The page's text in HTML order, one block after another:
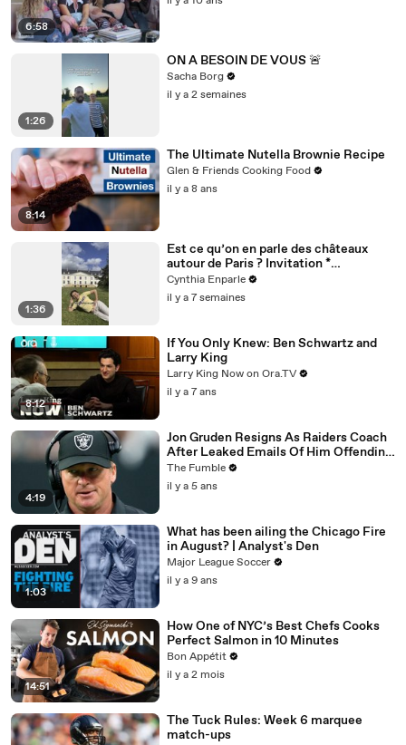
6:58
1:26
ON A BESOIN DE VOUS 🚨
Sacha Borg
il y a 2 semaines
8:14
The Ultimate Nutella Brownie Recipe
Glen & Friends Cooking Food
il y a 8 ans
1:36
Est ce qu’on en parle des châteaux
autour de Paris ? Invitation *
@dolceversailles
Cynthia Enparle
il y a 7 semaines
8:12
If You Only Knew: Ben Schwartz and
Larry King
Larry King Now on Ora.TV
il y a 7 ans
4:19
Jon Gruden Resigns As Raiders Coach
After Leaked Emails Of Him Offending
Women, Gays, & Minorites
The Fumble
il y a 5 ans
1:03
What has been ailing the Chicago Fire
in August? | Analyst's Den
Major League Soccer
il y a 9 ans
14:51
How One of NYC’s Best Chefs Cooks
Perfect Salmon in 10 Minutes
Bon Appétit
il y a 2 mois
The Tuck Rules: Week 6 marquee
match-ups